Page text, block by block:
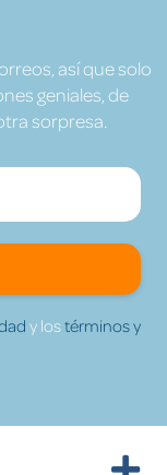
así que solo
geniales, de
sorpresa.
y lostérminos y